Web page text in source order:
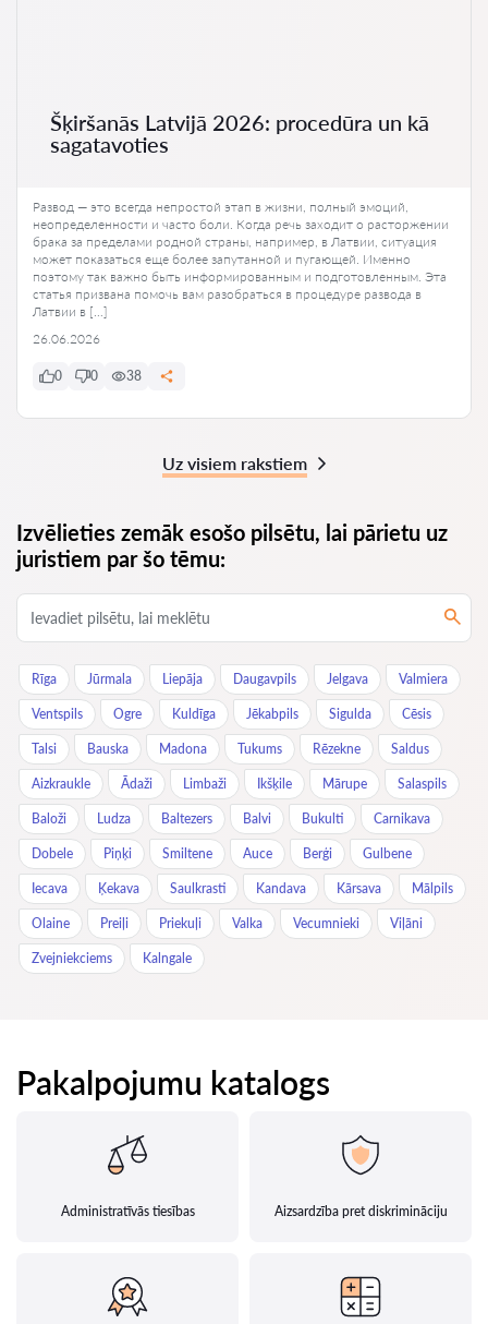
Šķiršanās Latvijā 2026: procedūra un kā
sagatavoties
Развод — это всегда непростой этап в жизни, полный эмоций,
неопределенности и часто боли. Когда речь заходит о расторжении
брака за пределами родной страны, например, в Латвии, ситуация
может показаться еще более запутанной и пугающей. Именно
поэтому так важно быть информированным и подготовленным. Эта
статья призвана помочь вам разобраться в процедуре развода в
Латвии в […]
26.06.2026
0 0 38
Uz visiem rakstiem
Izvēlieties zemāk esošo pilsētu, lai pārietu uz
juristiem par šo tēmu:
Rīga Jūrmala Liepāja Daugavpils Jelgava Valmiera
Ventspils Ogre Kuldīga Jēkabpils Sigulda Cēsis
Talsi Bauska Madona Tukums Rēzekne Saldus
Aizkraukle Ādaži Limbaži Ikšķile Mārupe Salaspils
Baloži Ludza Baltezers Balvi Bukulti Carnikava
Dobele Piņķi Smiltene Auce Berģi Gulbene
Iecava Ķekava Saulkrasti Kandava Kārsava Mālpils
Olaine Preiļi Priekuļi Valka Vecumnieki Viļāni
Zvejniekciems Kalngale
Pakalpojumu katalogs
Administratīvās tiesības Aizsardzība pret diskrimināciju